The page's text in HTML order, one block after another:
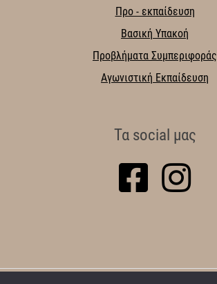
Προ - εκπαίδευση
Βασική Υπακοή
Προβλήματα Συμπεριφοράς
Αγωνιστική Εκπαίδευση
Τα social μας